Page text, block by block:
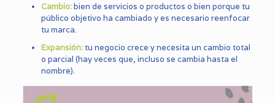
Cambio:bien de servicios o productos o bien porque tu
público objetivo ha cambiado y es necesario reenfocar
tu marca.
Expansión:tu negocio crece y necesita un cambio total
o parcial (hay veces que, incluso se cambia hasta el
nombre).